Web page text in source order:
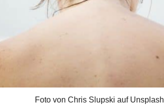
Foto von Chris Slupski auf Unsplash